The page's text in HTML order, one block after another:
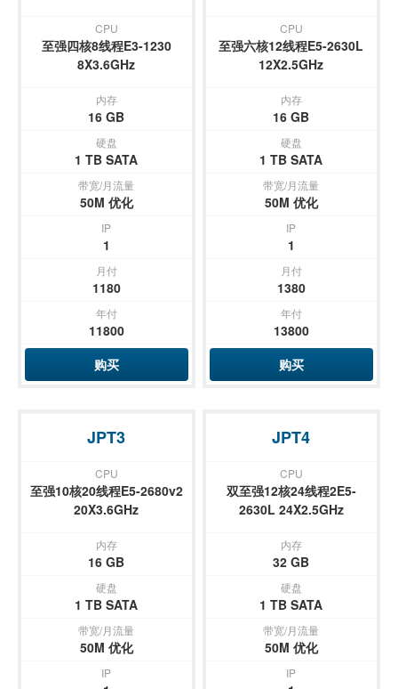
CPU
至强四核8线程E3-1230
8X3.6GHz
内存
16 GB
硬盘
1 TB SATA
带宽/月流量
50M 优化
IP
1
月付
1180
年付
11800
购买
CPU
至强六核12线程E5-2630L
12X2.5GHz
内存
16 GB
硬盘
1 TB SATA
带宽/月流量
50M 优化
IP
1
月付
1380
年付
13800
购买
JPT3
CPU
至强10核20线程E5-2680v2
20X3.6GHz
内存
16 GB
硬盘
1 TB SATA
带宽/月流量
50M 优化
IP
JPT4
CPU
双至强12核24线程2E5-
2630L 24X2.5GHz
内存
32 GB
硬盘
1 TB SATA
带宽/月流量
50M 优化
IP